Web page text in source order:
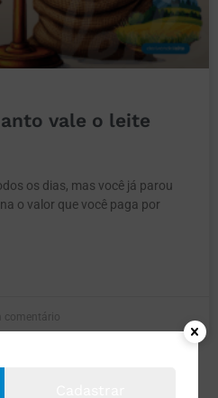
vale o leite
os dias, mas você já parou
o valor que você paga por
comentário